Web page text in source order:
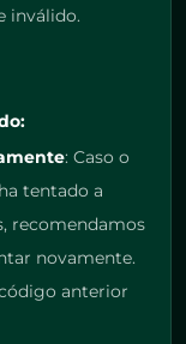
inválido.
: Caso o
tentado a
recomendamos
novamente.
anterior